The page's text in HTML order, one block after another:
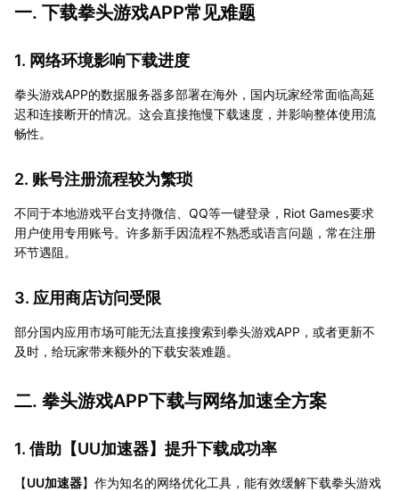
一. 下载拳头游戏APP常见难题
1. 网络环境影响下载进度
拳头游戏APP的数据服务器多部署在海外，国内玩家经常面临高延
迟和连接断开的情况。这会直接拖慢下载速度，并影响整体使用流
畅性。
2. 账号注册流程较为繁琐
不同于本地游戏平台支持微信、QQ等一键登录，Riot Games要求
用户使用专用账号。许多新手因流程不熟悉或语言问题，常在注册
环节遇阻。
3. 应用商店访问受限
部分国内应用市场可能无法直接搜索到拳头游戏APP，或者更新不
及时，给玩家带来额外的下载安装难题。
二. 拳头游戏APP下载与网络加速全方案
1. 借助【UU加速器】提升下载成功率
【UU加速器】作为知名的网络优化工具，能有效缓解下载拳头游戏